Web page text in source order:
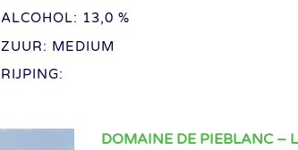
ALCOHOL: 13,0 %
ZUUR: MEDIUM
RIJPING:
DOMAINE DE PIEBLANC –